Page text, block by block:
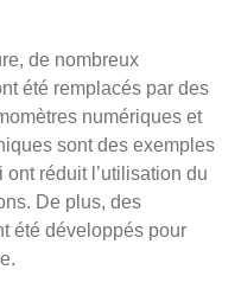
de nombreux
été remplacés par des
numériques et
sont des exemples
réduit l’utilisation du
De plus, des
été développés pour